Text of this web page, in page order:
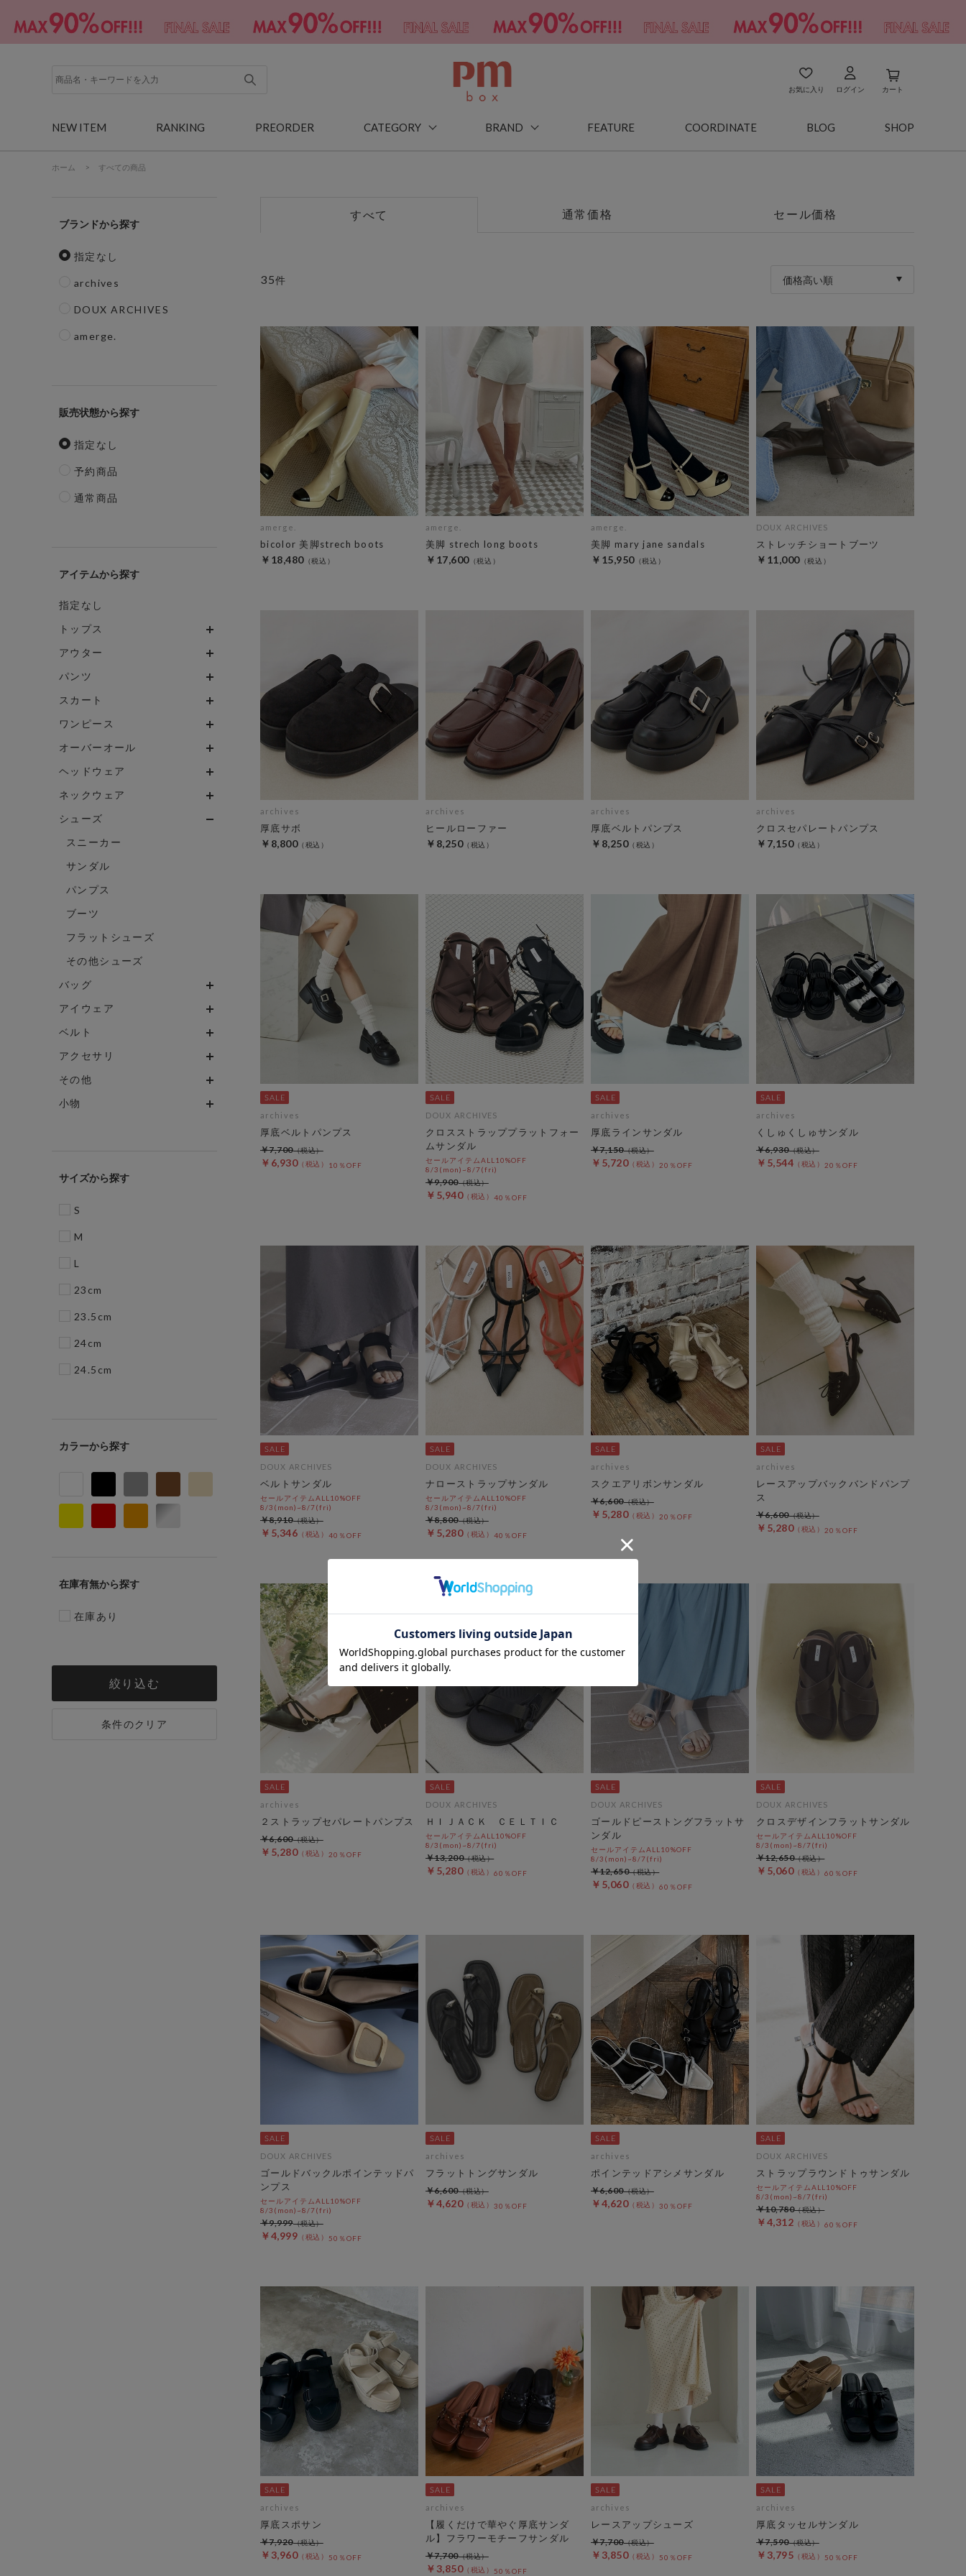
お気に入り ログイン カート
NEW ITEM RANKING PREORDER CATEGORY BRAND FEATURE COORDINATE BLOG SHOP
ホーム > すべての商品
ブランド
指定なし
archives
DOUX ARCHIVES
amerge.
販売状態
指定なし
予約商品
通常商品
アイテム
指定なし
トップス
アウター
パンツ
スカート
ワンピース
オーバーオール
ヘッドウェア
ネックウェア
シューズ
スニーカー
サンダル
パンプス
ブーツ
フラットシューズ
その他シューズ
バッグ
アイウェア
ベルト
アクセサリ
その他
小物
サイズ
S
M
L
23cm
23.5cm
24cm
24.5cm
カラー
在庫有無
在庫あり
絞り込む
条件のクリア
すべて 通常価格 セール価格
35件 価格高い順
amerge.
bicolor 美脚strech boots
￥18,480
amerge.
美脚 strech long boots
￥17,600
amerge.
美脚 mary jane sandals
￥15,950
DOUX ARCHIVES
ストレッチショートブーツ
￥11,000
archives
厚底サボ
￥8,800
archives
ヒールローファー
￥8,250
archives
厚底ベルトパンプス
￥8,250
archives
クロスセパレートパンプス
￥7,150
archives
厚底ベルトパンプス
￥6,930 10％OFF
￥7,700
DOUX ARCHIVES
クロスストラッププラットフォー
ムサンダル
セールアイテムALL10%OFF
8/3(mon)~8/7(fri)
￥5,940 40％OFF
￥9,900
archives
厚底ラインサンダル
￥5,720 20％OFF
￥7,150
archives
くしゅくしゅサンダル
￥5,544 20％OFF
￥6,930
DOUX ARCHIVES
ベルトサンダル
セールアイテムALL10%OFF
8/3(mon)~8/7(fri)
￥5,346 40％OFF
￥8,910
DOUX ARCHIVES
ナローストラップサンダル
セールアイテムALL10%OFF
8/3(mon)~8/7(fri)
￥5,280 40％OFF
￥8,800
archives
スクエアリボンサンダル
￥5,280 20％OFF
￥6,600
archives
レースアップバックバンドパンプ
ス
￥5,280 20％OFF
￥6,600
archives
２ストラップセパレートパンプス
￥5,280 20％OFF
￥6,600
DOUX ARCHIVES
ＨＩＪＡＣＫ ＣＥＬＴＩＣ
セールアイテムALL10%OFF
8/3(mon)~8/7(fri)
￥5,280 60％OFF
￥13,200
DOUX ARCHIVES
ゴールドピーストングフラットサ
ンダル
セールアイテムALL10%OFF
8/3(mon)~8/7(fri)
￥5,060 60％OFF
￥12,650
DOUX ARCHIVES
クロスデザインフラットサンダル
セールアイテムALL10%OFF
8/3(mon)~8/7(fri)
￥5,060 60％OFF
￥12,650
DOUX ARCHIVES
ゴールドバックルポインテッドパ
ンプス
セールアイテムALL10%OFF
8/3(mon)~8/7(fri)
￥4,999 50％OFF
￥9,999
archives
フラットトングサンダル
￥4,620 30％OFF
￥6,600
archives
ポインテッドアシメサンダル
￥4,620 30％OFF
￥6,600
DOUX ARCHIVES
ストラップラウンドトゥサンダル
セールアイテムALL10%OFF
8/3(mon)~8/7(fri)
￥4,312 60％OFF
￥10,780
archives
厚底スポサン
￥3,960 50％OFF
￥7,920
archives
【履くだけで華やぐ厚底サンダ
ル】フラワーモチーフサンダル
￥3,850 50％OFF
￥7,700
archives
レースアップシューズ
￥3,850 50％OFF
￥7,700
archives
厚底タッセルサンダル
￥3,795 50％OFF
￥7,590